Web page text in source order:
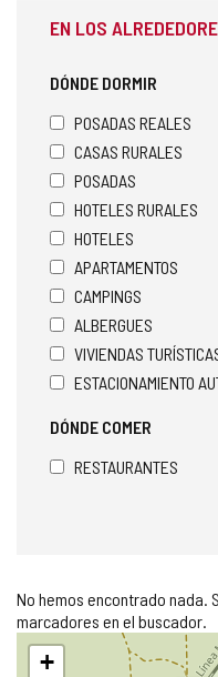
EN LOS
DÓNDE DORMIR
POSADAS REALES
CASAS RURALES
POSADAS
HOTELES RURALES
HOTELES
APARTAMENTOS
CAMPINGS
ALBERGUES
VIVIENDAS
ESTACIONAMIENTO
DÓNDE COMER
RESTAURANTES
No hemos encontrado nada.
marcadores en el buscador.
Saltar
mapa
+